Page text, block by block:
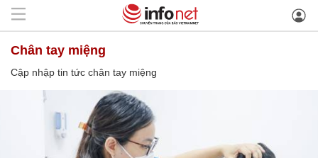
chân tay miệng
Cập nhập tin tức chân tay miệng